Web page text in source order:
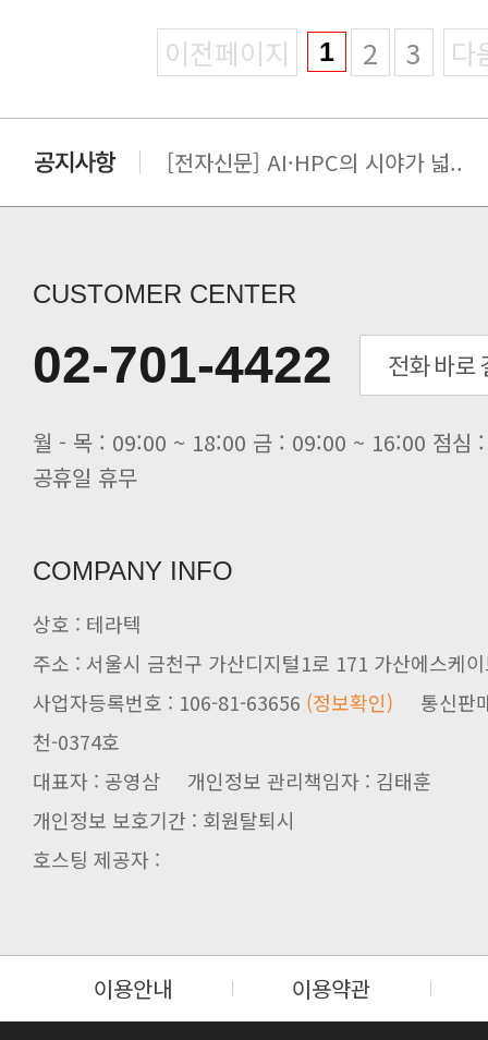
이전페이지 1 2 3 다
[전자신문] AI·HPC의 시야가 넓..
[전자신문] “민감 데이터도 안심하
[전자신문] 테라텍과 함께 최적의
[전자신문] AI 인프라 써보고 결정..
[전자신문] 공영삼 테라텍 대표 “단..
[전자신문] 당신의 AI GPU, 지..
CUSTOMER CENTER
02-701-4422
공휴일 휴무
COMPANY INFO
상호 : 테라텍
주소 : 서울시 금천구 가산디지털1로 171 가산에스케
사업자등록번호 : 106-81-63656 (정보확인)
천-0374호
대표자 : 공영삼 개인정보 관리책임자 : 김태훈
개인정보 보호기간 : 회원탈퇴시
호스팅 제공자 :
이용안내 이용약관